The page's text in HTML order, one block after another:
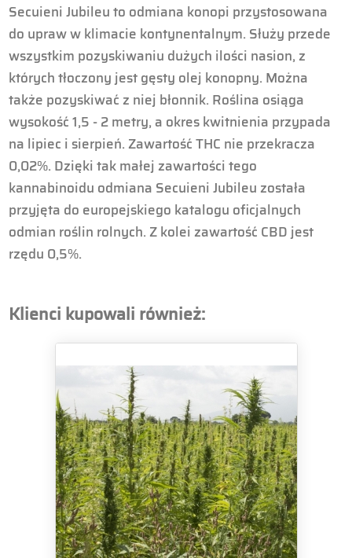
Secuieni Jubileu to odmiana konopi przystosowana
do upraw w klimacie kontynentalnym. Służy przede
wszystkim pozyskiwaniu dużych ilości nasion, z
których tłoczony jest gęsty olej konopny. Można
także pozyskiwać z niej błonnik. Roślina osiąga
wysokość 1,5 - 2 metry, a okres kwitnienia przypada
na lipiec i sierpień. Zawartość THC nie przekracza
0,02%. Dzięki tak małej zawartości tego
kannabinoidu odmiana Secuieni Jubileu została
przyjęta do europejskiego katalogu oficjalnych
odmian roślin rolnych. Z kolei zawartość CBD jest
rzędu 0,5%.
Klienci kupowali również: